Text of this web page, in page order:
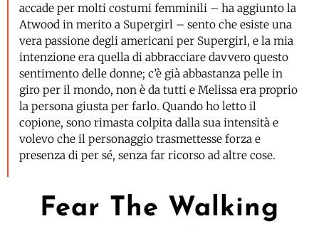
accade per molti costumi femminili – ha aggiunto la
Atwood in merito a Supergirl – sento che esiste una
vera passione degli americani per Supergirl, e la mia
intenzione era quella di abbracciare davvero questo
sentimento delle donne; c’è già abbastanza pelle in
giro per il mondo, non è da tutti e Melissa era proprio
la persona giusta per farlo. Quando ho letto il
copione, sono rimasta colpita dalla sua intensità e
volevo che il personaggio trasmettesse forza e
presenza di per sé, senza far ricorso ad altre cose.
Fear The Walking